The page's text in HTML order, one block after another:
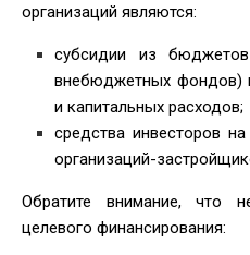
организаций являются:
субсидии из
внебюджетных фондов)
и капитальных расходов;
средства инвесторов
организаций-
Обратите внимание, что
целевого финансирования: